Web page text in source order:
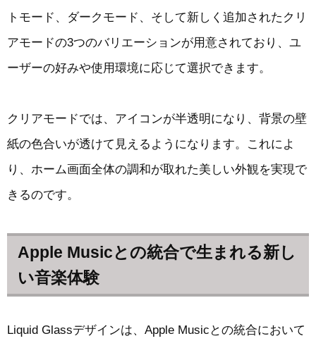
トモード、ダークモード、そして新しく追加されたクリ
アモードの3つのバリエーションが用意されており、ユ
ーザーの好みや使用環境に応じて選択できます。
クリアモードでは、アイコンが半透明になり、背景の壁
紙の色合いが透けて見えるようになります。これによ
り、ホーム画面全体の調和が取れた美しい外観を実現で
きるのです。
Apple Musicとの統合で生まれる新し
い音楽体験
Liquid Glassデザインは、Apple Musicとの統合において